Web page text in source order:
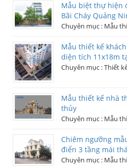
Mẫu biệt thự hiện
Bãi Cháy Quảng
Chuyên mục : Mẫu
Mẫu thiết kế
diện tích 11x18m
Chuyên mục :Thiết
Mẫu thiết kế nhà
thủy
Chuyên mục : Mẫu
Chiêm ngưỡng
điển 3 tầng mái
Chuyên mục : Mẫu